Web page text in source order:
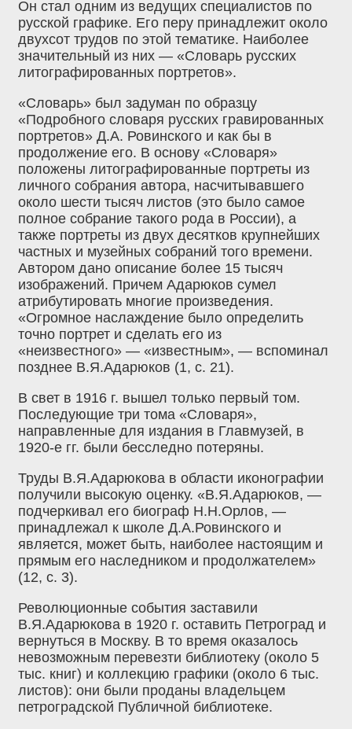
Он стал одним из ведущих специалистов по
русской графике. Его перу принадлежит около
двухсот трудов по этой тематике. Наиболее
значительный из них — «Словарь русских
литографированных портретов».
«Словарь» был задуман по образцу
«Подробного словаря русских гравированных
портретов» Д.А. Ровинского и как бы в
продолжение его. В основу «Словаря»
положены литографированные портреты из
личного собрания автора, насчитывавшего
около шести тысяч листов (это было самое
полное собрание такого рода в России), а
также портреты из двух десятков крупнейших
частных и музейных собраний того времени.
Автором дано описание более 15 тысяч
изображений. Причем Адарюков сумел
атрибутировать многие произведения.
«Огромное наслаждение было определить
точно портрет и сделать его из
«неизвестного» — «известным», — вспоминал
позднее В.Я.Адарюков (1, с. 21).
В свет в 1916 г. вышел только первый том.
Последующие три тома «Словаря»,
направленные для издания в Главмузей, в
1920-е гг. были бесследно потеряны.
Труды В.Я.Адарюкова в области иконографии
получили высокую оценку. «В.Я.Адарюков, —
подчеркивал его биограф Н.Н.Орлов, —
принадлежал к школе Д.А.Ровинского и
является, может быть, наиболее настоящим и
прямым его наследником и продолжателем»
(12, с. 3).
Революционные события заставили
В.Я.Адарюкова в 1920 г. оставить Петроград и
вернуться в Москву. В то время оказалось
невозможным перевезти библиотеку (около 5
тыс. книг) и коллекцию графики (около 6 тыс.
листов): они были проданы владельцем
петроградской Публичной библиотеке.